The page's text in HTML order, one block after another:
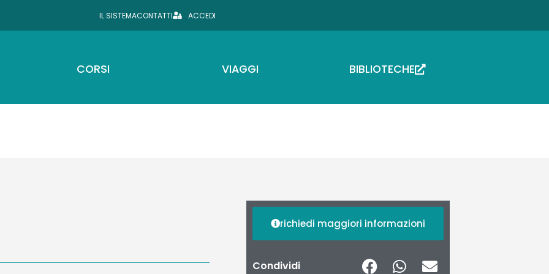
IL SISTEMACONTATTI ACCEDI
CORSI VIAGGI BIBLIOTECHE
richiedi maggiori informazioni
Condividi